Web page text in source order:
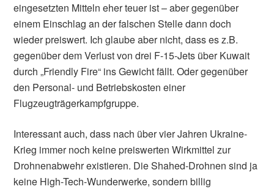
eingesetzten Mitteln eher teuer ist – aber gegenüber
einem Einschlag an der falschen Stelle dann doch
wieder preiswert. Ich glaube aber nicht, dass es z.B.
gegenüber dem Verlust von drei F-15-Jets über Kuwait
durch „Friendly Fire“ ins Gewicht fällt. Oder gegenüber
den Personal- und Betriebskosten einer
Flugzeugträgerkampfgruppe.
Interessant auch, dass nach über vier Jahren Ukraine-
Krieg immer noch keine preiswerten Wirkmittel zur
Drohnenabwehr existieren. Die Shahed-Drohnen sind ja
keine High-Tech-Wunderwerke, sondern billig